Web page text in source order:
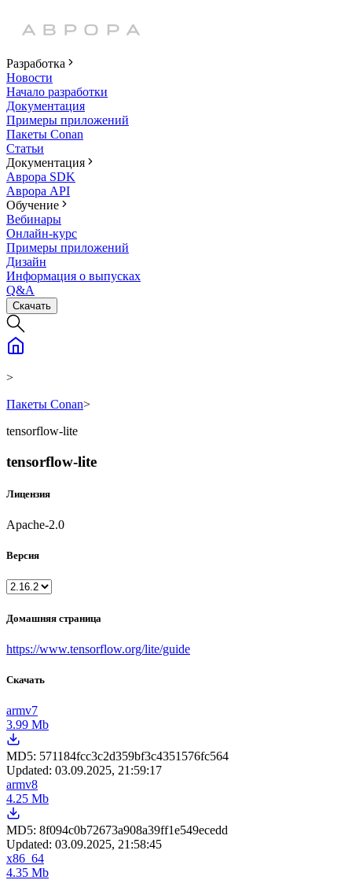
Разработка
Новости
Начало разработки
Документация
Примеры приложений
Пакеты Conan
Статьи
Документация
Аврора SDK
Аврора API
Обучение
Вебинары
Онлайн-курс
Примеры приложений
Дизайн
Информация о выпусках
Q&A
Скачать
>
Пакеты Conan>
tensorflow-lite
tensorflow-lite
Лицензия
Apache-2.0
Версия
Домашняя страница
https://www.tensorflow.org/lite/guide
Скачать
armv7
3.99 Mb
MD5: 571184fcc3c2d359bf3c4351576fc564
Updated: 03.09.2025, 21:59:17
armv8
4.25 Mb
MD5: 8f094c0b72673a908a39ff1e549ecedd
Updated: 03.09.2025, 21:58:45
x86_64
4.35 Mb